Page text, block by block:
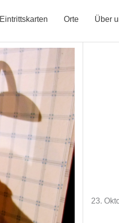
Eintrittskarten Orte Über
23.